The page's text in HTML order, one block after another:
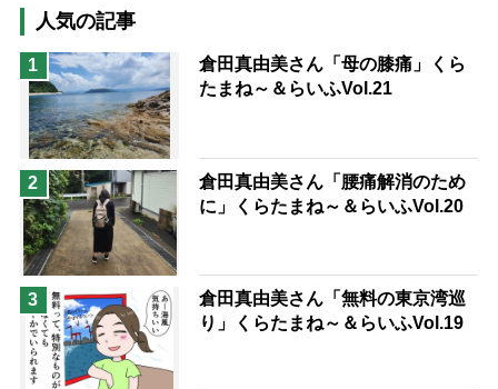
高木ブー
ケアマネジャー
猫が母になつきません
息子の遠距離介護サバイバル術
兄がボケました
予防法
人気の記事
1
倉田真由美さん「母の膝痛」くら
たまね～＆らいふVol.21
2
倉田真由美さん「腰痛解消のため
に」くらたまね～＆らいふVol.20
3
倉田真由美さん「無料の東京湾巡
り」くらたまね～＆らいふVol.19